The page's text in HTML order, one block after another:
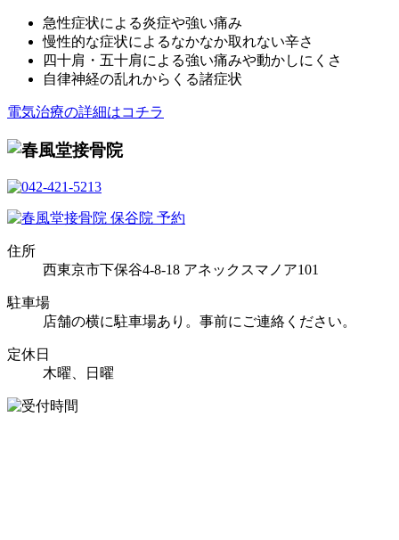
急性症状による炎症や強い痛み
慢性的な症状によるなかなか取れない辛さ
四十肩・五十肩による強い痛みや動かしにくさ
自律神経の乱れからくる諸症状
電気治療の詳細はコチラ
住所
西東京市下保谷4-8-18 アネックスマノア101
駐車場
店舗の横に駐車場あり。事前にご連絡ください。
定休日
木曜、日曜